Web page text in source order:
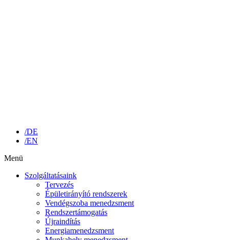
/DE
/EN
Menü
Szolgáltatásaink
Tervezés
Épületirányító rendszerek
Vendégszoba menedzsment
Rendszertámogatás
Újraindítás
Energiamenedzsment